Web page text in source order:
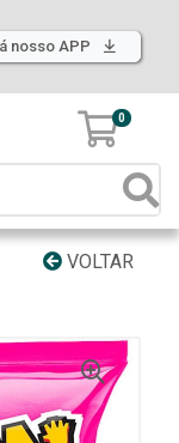
nosso APP
0
VOLTAR